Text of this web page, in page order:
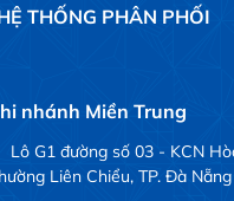
THỐNG PHÂN PHỐI
nhánh Miền Trung
Lô G1 đường số 03 - KCN
Liên Chiểu, TP. Đà Nẵng